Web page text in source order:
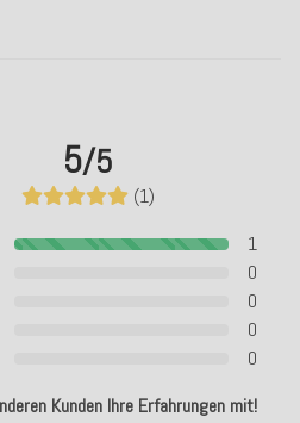
5/5
(1)
1
0
0
0
0
Kunden Ihre Erfahrungen mit!